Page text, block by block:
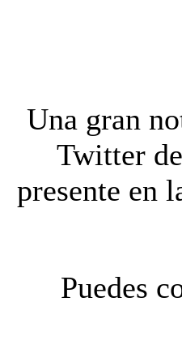
Una gran
Twitter
presente en
Puedes